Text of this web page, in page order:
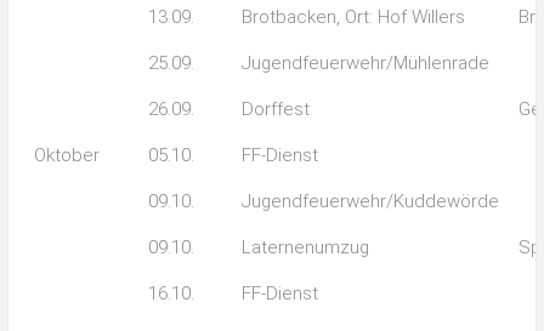
13.09. Brotbacken, Ort: Hof Willers
25.09. Jugendfeuerwehr/Mühlenrade
26.09. Dorffest
Oktober 05.10. FF-Dienst
09.10. Jugendfeuerwehr/Kuddewörde
09.10. Laternenumzug
16.10. FF-Dienst